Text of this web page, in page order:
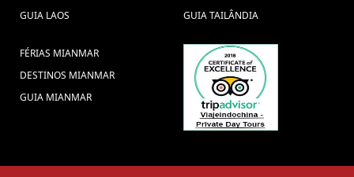
GUIA LAOS
GUIA TAILÂNDIA
FÉRIAS MIANMAR
DESTINOS MIANMAR
GUIA MIANMAR